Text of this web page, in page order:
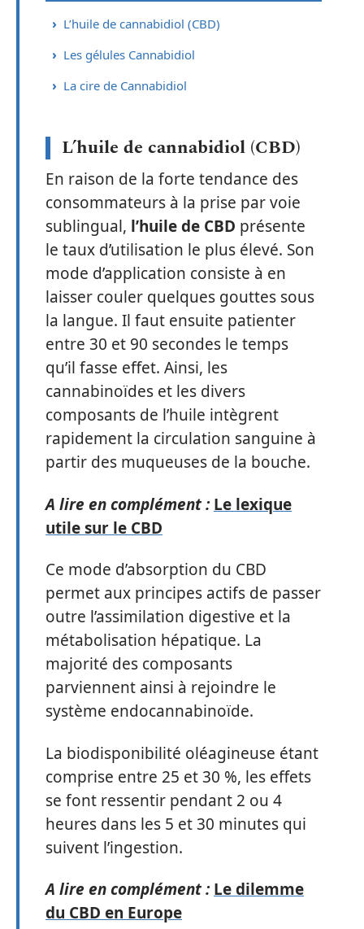
L’huile de cannabidiol (CBD)
Les gélules Cannabidiol
La cire de Cannabidiol
L’huile de cannabidiol (CBD)
En raison de la forte tendance des
consommateurs à la prise par voie
sublingual, l’huile de CBD présente
le taux d’utilisation le plus élevé. Son
mode d’application consiste à en
laisser couler quelques gouttes sous
la langue. Il faut ensuite patienter
entre 30 et 90 secondes le temps
qu’il fasse effet. Ainsi, les
cannabinoïdes et les divers
composants de l’huile intègrent
rapidement la circulation sanguine à
partir des muqueuses de la bouche.
A lire en complément : Le lexique
utile sur le CBD
Ce mode d’absorption du CBD
permet aux principes actifs de passer
outre l’assimilation digestive et la
métabolisation hépatique. La
majorité des composants
parviennent ainsi à rejoindre le
système endocannabinoïde.
La biodisponibilité oléagineuse étant
comprise entre 25 et 30 %, les effets
se font ressentir pendant 2 ou 4
heures dans les 5 et 30 minutes qui
suivent l’ingestion.
A lire en complément : Le dilemme
du CBD en Europe